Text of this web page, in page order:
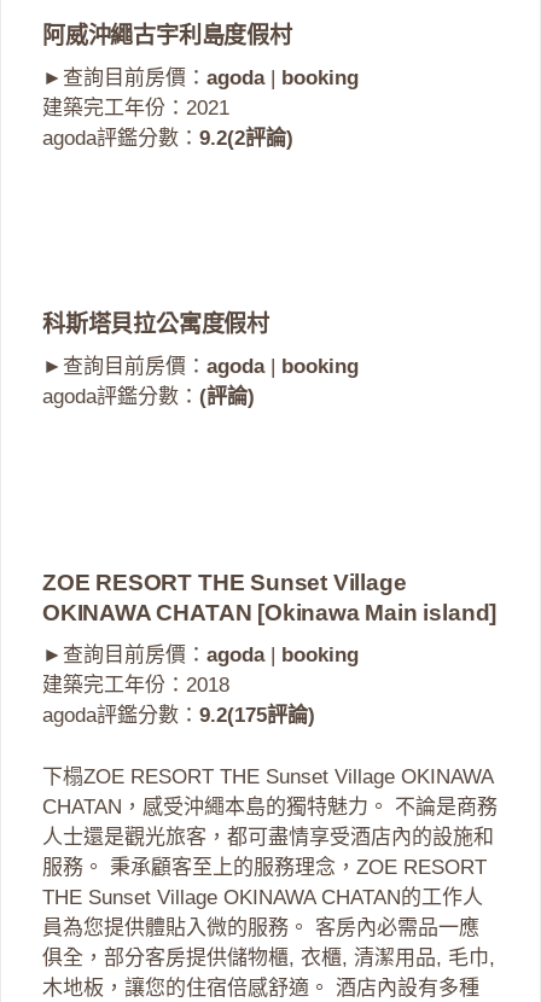
阿威沖繩古宇利島度假村
►查詢目前房價： agoda|
booking
建築完工年份：2021
agoda評鑑分數： 9.2(2評論)
科斯塔貝拉公寓度假村
►查詢目前房價： agoda|
booking
agoda評鑑分數： (評論)
ZOE RESORT THE Sunset Village
OKINAWA CHATAN [Okinawa Main island]
►查詢目前房價： agoda|
booking
建築完工年份：2018
agoda評鑑分數： 9.2(175評論)
下榻ZOE RESORT THE Sunset Village OKINAWA
CHATAN，感受沖繩本島的獨特魅力。 不論是商務
人士還是觀光旅客，都可盡情享受酒店內的設施和
服務。 秉承顧客至上的服務理念，ZOE RESORT
THE Sunset Village OKINAWA CHATAN的工作人
員為您提供體貼入微的服務。 客房內必需品一應
俱全，部分客房提供儲物櫃, 衣櫃, 清潔用品, 毛巾,
木地板，讓您的住宿倍感舒適。 酒店內設有多種